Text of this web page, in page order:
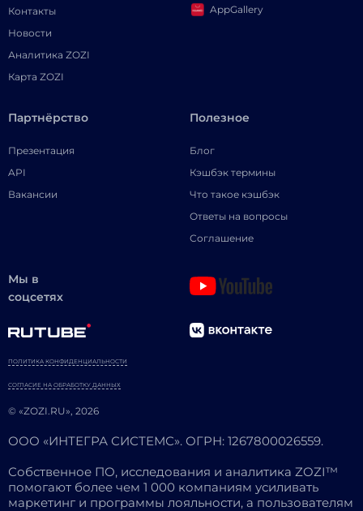
Контакты
Новости
Аналитика ZOZI
Карта ZOZI
AppGallery
Партнёрство
Презентация
API
Вакансии
Полезное
Блог
Кэшбэк термины
Что такое кэшбэк
Ответы на вопросы
Соглашение
Мы в
соцсетях
© «ZOZI.RU», 2026
ПОЛИТИКА КОНФИДЕНЦИАЛЬНОСТИ
СОГЛАСИЕ НА ОБРАБОТКУ ДАННЫХ
ООО «ИНТЕГРА СИСТЕМС». ОГРН: 1267800026559.
Собственное ПО, исследования и аналитика ZOZI™
помогают более чем 1 000 компаниям усиливать
маркетинг и программы лояльности, а пользователям